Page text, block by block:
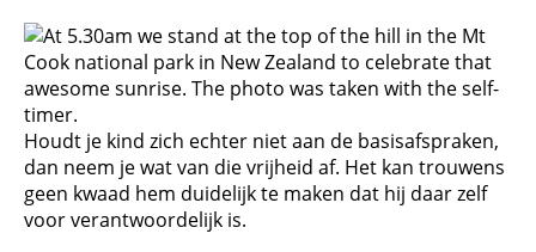
Houdt je kind zich echter niet aan de basisafspraken,
dan neem je wat van die vrijheid af. Het kan trouwens
geen kwaad hem duidelijk te maken dat hij daar zelf
voor verantwoordelijk is.